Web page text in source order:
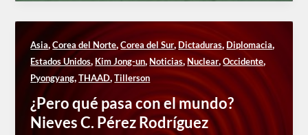
Asia,Corea del Norte,Corea del Sur,Dictaduras, Diplomacia,
Estados Unidos, Kim Jong-un, Noticias, Nuclear,Occidente,
Pyongyang,THAAD,Tillerson
¿Pero qué pasa con el mundo?
Nieves C. Pérez Rodríguez